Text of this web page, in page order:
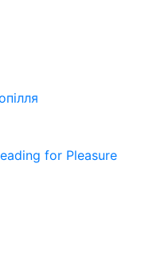
for Pleasure